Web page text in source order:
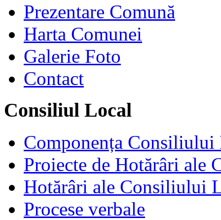
Prezentare Comună
Harta Comunei
Galerie Foto
Contact
Consiliul Local
Componența Consiliului
Proiecte de Hotărâri ale
Hotărâri ale Consiliului
Procese verbale